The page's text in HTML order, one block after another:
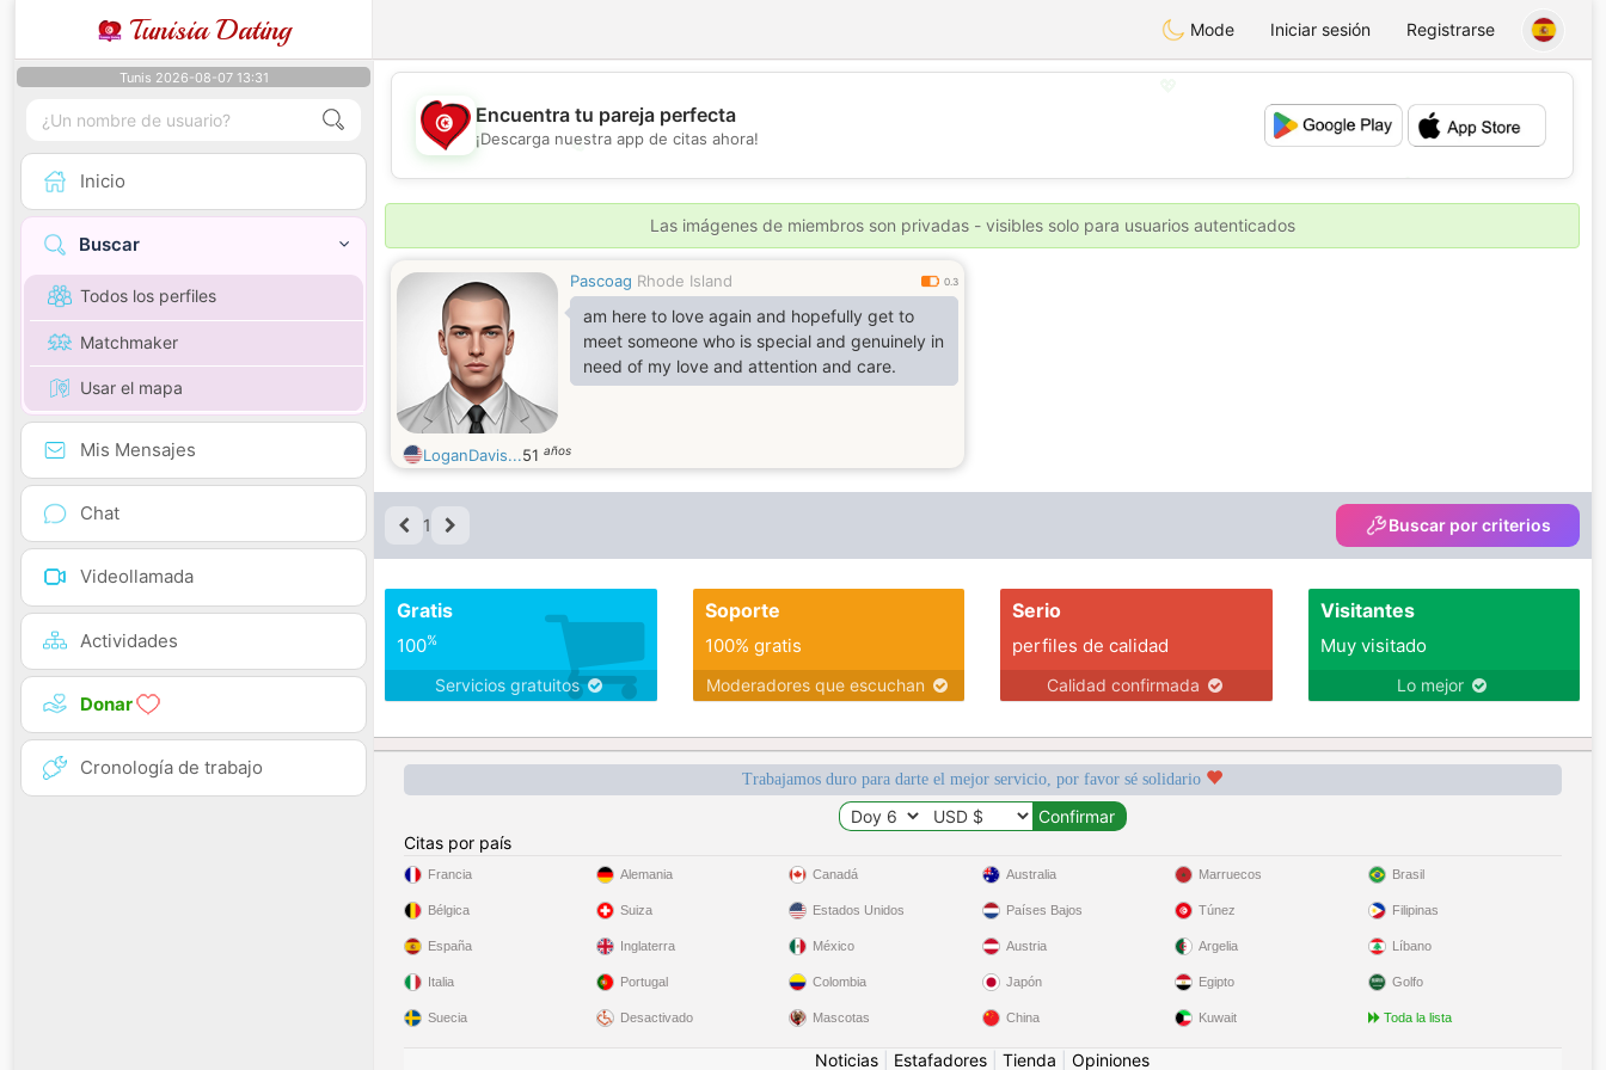
Tunisia Dating Mode Iniciar sesión Registrarse
Tunis 2026-08-07 13:31
Inicio
Buscar
Todos los perfiles
Matchmaker
Usar el mapa
Mis Mensajes
Chat
Videollamada
Actividades
Donar
Cronología de trabajo
💖
💕
💕
Encuentra tu pareja perfecta
¡Descarga nuestra app de citas ahora!
Las imágenes de miembros son privadas - visibles solo para usuarios autenticados
Pascoag Rhode Island 0.3
am here to love again and hopefully get to
meet someone who is special and genuinely in
need of my love and attention and care.
LoganDavis...51 años
1 Buscar por criterios
Gratis
100%
Servicios gratuitos
Soporte
100% gratis
Moderadores que escuchan
Serio
perfiles de calidad
Calidad confirmada
Visitantes
Muy visitado
Lo mejor
Trabajamos duro para darte el mejor servicio, por favor sé solidario
Citas por país
Francia
Bélgica
España
Italia
Suecia
Alemania
Suiza
Inglaterra
Portugal
Desactivado
Canadá
Estados Unidos
México
Colombia
Mascotas
Australia
Países Bajos
Austria
Japón
China
Marruecos
Túnez
Argelia
Egipto
Kuwait
Brasil
Filipinas
Líbano
Golfo
Toda la lista
Noticias Estafadores Tienda Opiniones